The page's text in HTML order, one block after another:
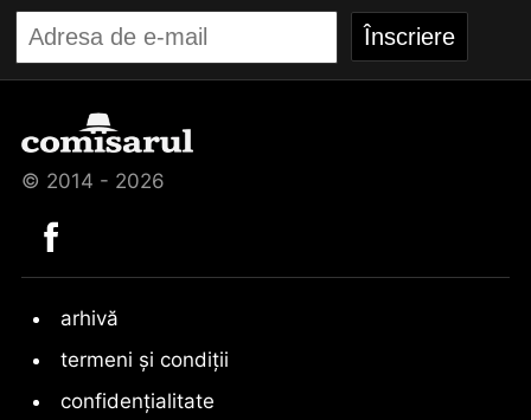
© 2014 - 2026
arhivă
termeni și condiții
confidențialitate